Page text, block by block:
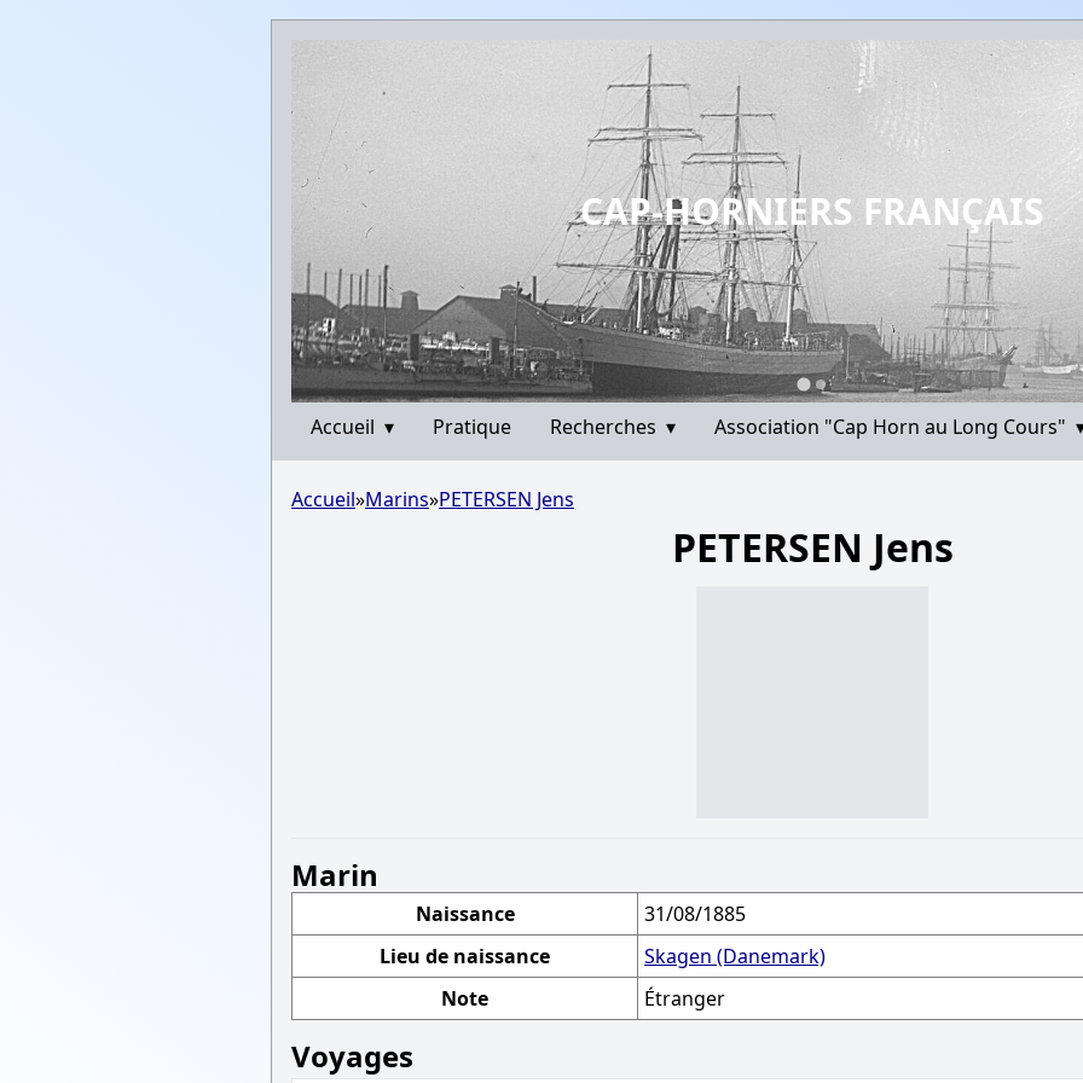
CAP-HORNIERS FRANÇAIS
Accueil ▾ Pratique Recherches ▾ Association "Cap Horn au Long Cours"
Accueil»Marins»PETERSEN Jens
PETERSEN Jens
Marin
Naissance
31/08/1885
Lieu de naissance
Skagen (Danemark)
Note
Étranger
Voyages